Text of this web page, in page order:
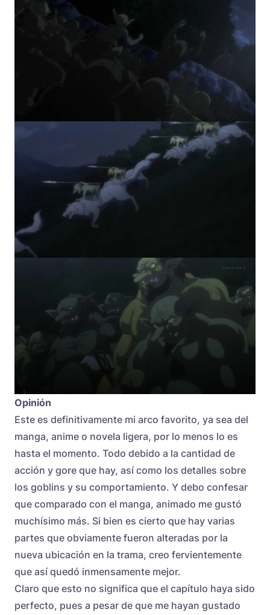
Opinión
Este es definitivamente mi arco favorito, ya sea del
manga, anime o novela ligera, por lo menos lo es
hasta el momento. Todo debido a la cantidad de
acción y gore que hay, así como los detalles sobre
los goblins y su comportamiento. Y debo confesar
que comparado con el manga, animado me gustó
muchísimo más. Si bien es cierto que hay varias
partes que obviamente fueron alteradas por la
nueva ubicación en la trama, creo fervientemente
que así quedó inmensamente mejor.
Claro que esto no significa que el capítulo haya sido
perfecto, pues a pesar de que me hayan gustado